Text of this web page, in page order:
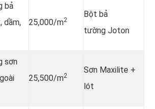
bả
dầm,
25,000/m2
Bột bả
tường Joton
sơn
25,500/m2
Sơn Maxilite +
lót